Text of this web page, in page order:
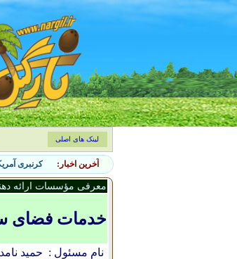
لینک های اصلی
آخرین اخبار: ۷ نشانه حضور آفات جانوری در باغچه و روش‌های کنترل طبیعی
معرفی مؤسسات ارائه
خدمات فضای
نام مسئول : حمید